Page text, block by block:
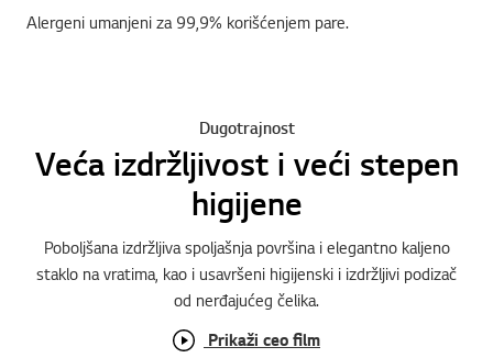
Alergeni umanjeni za 99,9% korišćenjem pare.
Dugotrajnost
Veća izdržljivost i veći stepen
higijene
Poboljšana izdržljiva spoljašnja površina i elegantno kaljeno
staklo na vratima, kao i usavršeni higijenski i izdržljivi podizač
od nerđajućeg čelika.
Prikaži ceo film